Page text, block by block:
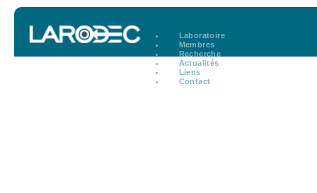
Laboratoire
Membres
Recherche
Actualités
Liens
Contact